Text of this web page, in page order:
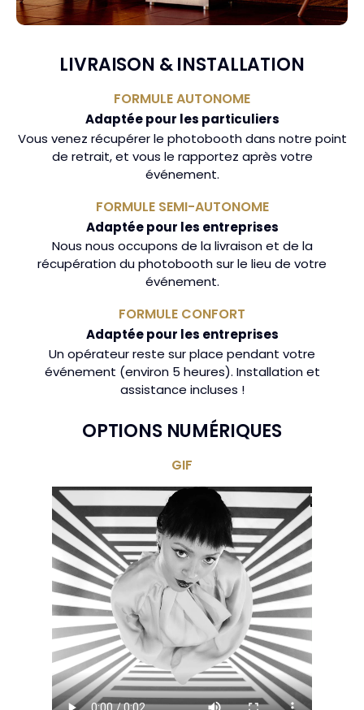
LIVRAISON & INSTALLATION
FORMULE AUTONOME
Adaptée pour les particuliers
Vous venez récupérer le photobooth dans notre point
de retrait, et vous le rapportez après votre
événement.
FORMULE SEMI-AUTONOME
Adaptée pour les entreprises
Nous nous occupons de la livraison et de la
récupération du photobooth sur le lieu de votre
événement.
FORMULE CONFORT
Adaptée pour les entreprises
Un opérateur reste sur place pendant votre
événement (environ 5 heures). Installation et
assistance incluses !
OPTIONS NUMÉRIQUES
GIF